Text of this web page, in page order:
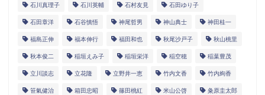
石川真理子 石川英輔 石村友見 石田ゆり子
石田章洋 石谷慎悟 神尾哲男 神山典士 神田桂一
福島正伸 福本伸行 福田和也 秋尾沙戸子 秋山桃里
秋本俊二 稲垣えみ子 稲垣栄洋 稲空穂 稲葉豊茂
立川談志 立花隆 立野井一恵 竹内文香 竹内絢香
笹氣健治 箱田忠昭 篠田桃紅 米山公啓 粂原圭太郎